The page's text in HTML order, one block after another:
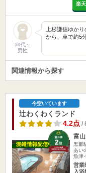
楽
50代～
男性
上杉謙信ゆか
から、車で約5
関連情報から探す
今空いています
辻わくわくランド
4.2点/
富
黒部
あい
魚津
営業
入浴